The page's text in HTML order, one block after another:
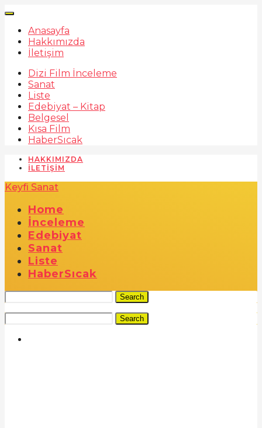
Anasayfa
Hakkımızda
İletişim
Dizi Film İnceleme
Sanat
Liste
Edebiyat – Kitap
Belgesel
Kısa Film
HaberSıcak
HAKKIMIZDA
İLETIŞIM
Keyfi Sanat
Home
İnceleme
Edebiyat
Sanat
Liste
HaberSıcak
Search
Search